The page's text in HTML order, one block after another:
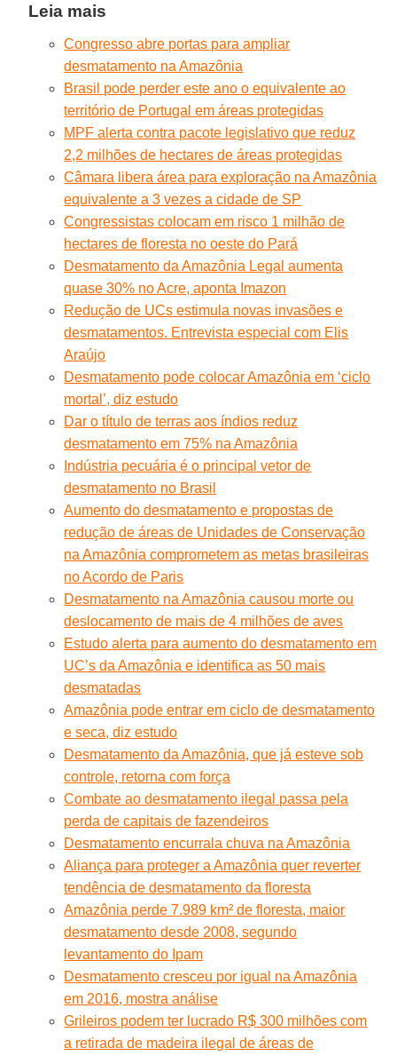
Leia mais
Congresso abre portas para ampliar
desmatamento na Amazônia
Brasil pode perder este ano o equivalente ao
território de Portugal em áreas protegidas
MPF alerta contra pacote legislativo que reduz
2,2 milhões de hectares de áreas protegidas
Câmara libera área para exploração na Amazônia
equivalente a 3 vezes a cidade de SP
Congressistas colocam em risco 1 milhão de
hectares de floresta no oeste do Pará
Desmatamento da Amazônia Legal aumenta
quase 30% no Acre, aponta Imazon
Redução de UCs estimula novas invasões e
desmatamentos. Entrevista especial com Elis
Araújo
Desmatamento pode colocar Amazônia em ‘ciclo
mortal’, diz estudo
Dar o título de terras aos índios reduz
desmatamento em 75% na Amazônia
Indústria pecuária é o principal vetor de
desmatamento no Brasil
Aumento do desmatamento e propostas de
redução de áreas de Unidades de Conservação
na Amazônia comprometem as metas brasileiras
no Acordo de Paris
Desmatamento na Amazônia causou morte ou
deslocamento de mais de 4 milhões de aves
Estudo alerta para aumento do desmatamento em
UC’s da Amazônia e identifica as 50 mais
desmatadas
Amazônia pode entrar em ciclo de desmatamento
e seca, diz estudo
Desmatamento da Amazônia, que já esteve sob
controle, retorna com força
Combate ao desmatamento ilegal passa pela
perda de capitais de fazendeiros
Desmatamento encurrala chuva na Amazônia
Aliança para proteger a Amazônia quer reverter
tendência de desmatamento da floresta
Amazônia perde 7.989 km² de floresta, maior
desmatamento desde 2008, segundo
levantamento do Ipam
Desmatamento cresceu por igual na Amazônia
em 2016, mostra análise
Grileiros podem ter lucrado R$ 300 milhões com
a retirada de madeira ilegal de áreas de